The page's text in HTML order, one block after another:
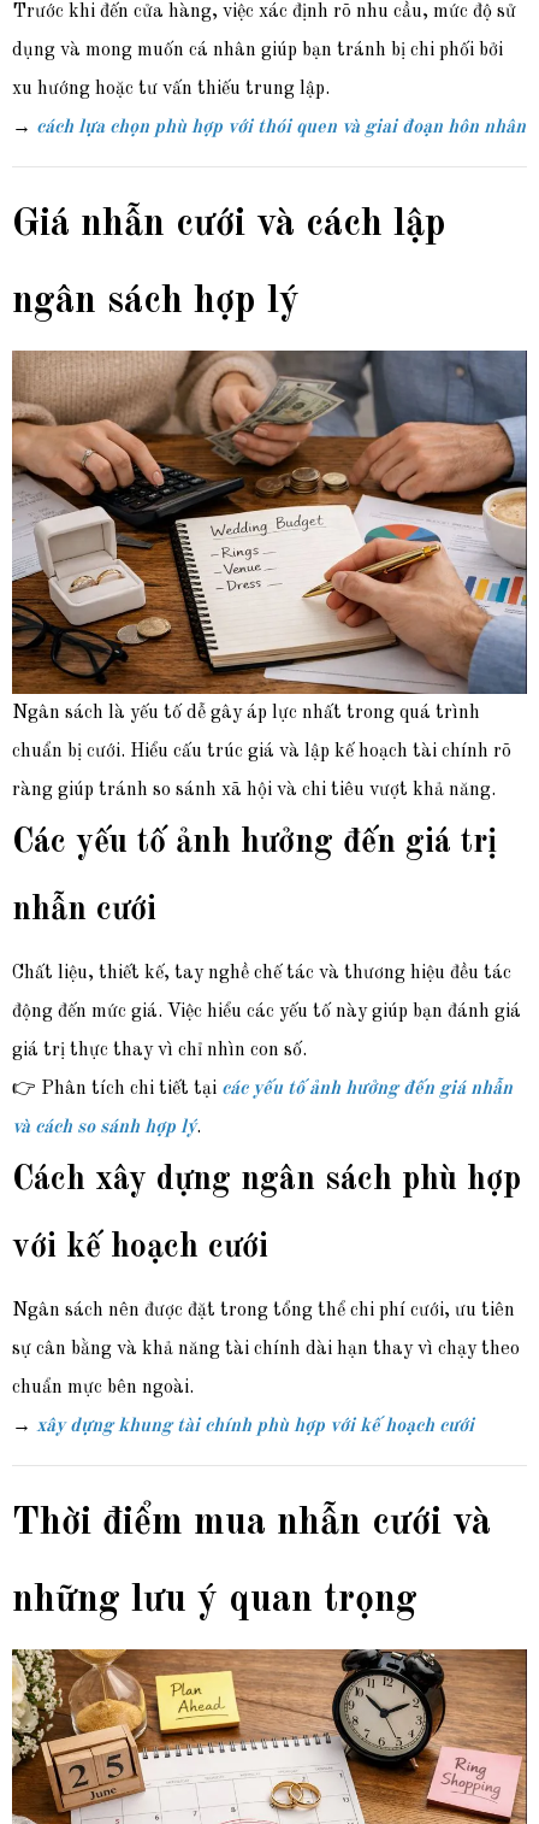
Trước khi đến cửa hàng, việc xác định rõ nhu cầu, mức độ sử
dụng và mong muốn cá nhân giúp bạn tránh bị chi phối bởi
xu hướng hoặc tư vấn thiếu trung lập.
→ cách lựa chọn phù hợp với thói quen và giai đoạn hôn nhân
Giá nhẫn cưới và cách lập
ngân sách hợp lý
Ngân sách là yếu tố dễ gây áp lực nhất trong quá trình
chuẩn bị cưới. Hiểu cấu trúc giá và lập kế hoạch tài chính rõ
ràng giúp tránh so sánh xã hội và chi tiêu vượt khả năng.
Các yếu tố ảnh hưởng đến giá trị
nhẫn cưới
Chất liệu, thiết kế, tay nghề chế tác và thương hiệu đều tác
động đến mức giá. Việc hiểu các yếu tố này giúp bạn đánh giá
giá trị thực thay vì chỉ nhìn con số.
👉 Phân tích chi tiết tại các yếu tố ảnh hưởng đến giá nhẫn
và cách so sánh hợp lý.
Cách xây dựng ngân sách phù hợp
với kế hoạch cưới
Ngân sách nên được đặt trong tổng thể chi phí cưới, ưu tiên
sự cân bằng và khả năng tài chính dài hạn thay vì chạy theo
chuẩn mực bên ngoài.
→ xây dựng khung tài chính phù hợp với kế hoạch cưới
Thời điểm mua nhẫn cưới và
những lưu ý quan trọng